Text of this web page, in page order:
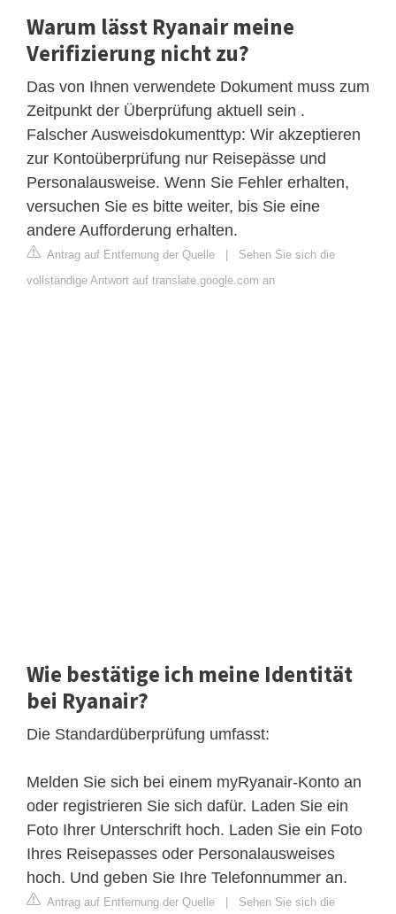
Warum lässt Ryanair meine
Verifizierung nicht zu?
Das von Ihnen verwendete Dokument muss zum
Zeitpunkt der Überprüfung aktuell sein .
Falscher Ausweisdokumenttyp: Wir akzeptieren
zur Kontoüberprüfung nur Reisepässe und
Personalausweise. Wenn Sie Fehler erhalten,
versuchen Sie es bitte weiter, bis Sie eine
andere Aufforderung erhalten.
Antrag auf Entfernung der Quelle
Sehen Sie sich die
vollständige Antwort auf translate.google.com an
Wie bestätige ich meine Identität
bei Ryanair?
Die Standardüberprüfung umfasst:
Melden Sie sich bei einem myRyanair-Konto an
oder registrieren Sie sich dafür. Laden Sie ein
Foto Ihrer Unterschrift hoch. Laden Sie ein Foto
Ihres Reisepasses oder Personalausweises
hoch. Und geben Sie Ihre Telefonnummer an.
Antrag auf Entfernung der Quelle
Sehen Sie sich die